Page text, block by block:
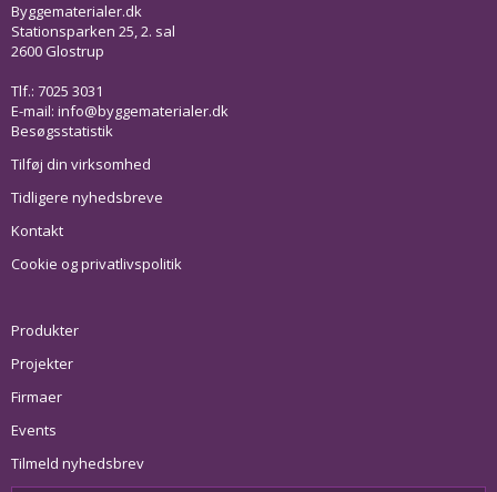
Byggematerialer.dk
Stationsparken 25, 2. sal
2600 Glostrup
Tlf.: 7025 3031
E-mail: info@byggematerialer.dk
Besøgsstatistik
Tilføj din virksomhed
Tidligere nyhedsbreve
Kontakt
Cookie og privatlivspolitik
Produkter
Projekter
Firmaer
Events
Tilmeld nyhedsbrev